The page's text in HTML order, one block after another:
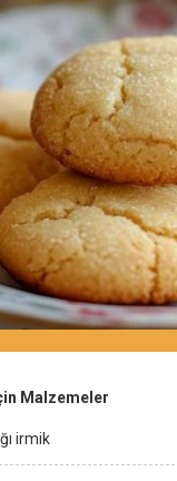
Malzemeler
irmik